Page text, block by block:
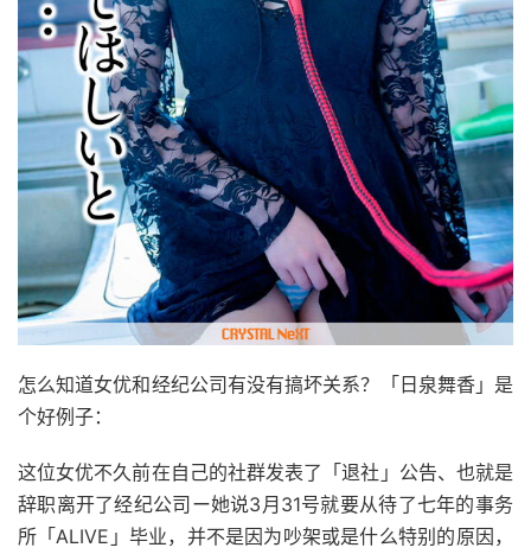
怎么知道女优和经纪公司有没有搞坏关系？「日泉舞香」是
个好例子：
这位女优不久前在自己的社群发表了「退社」公告、也就是
辞职离开了经纪公司ー她说3月31号就要从待了七年的事务
所「ALIVE」毕业，并不是因为吵架或是什么特别的原因，